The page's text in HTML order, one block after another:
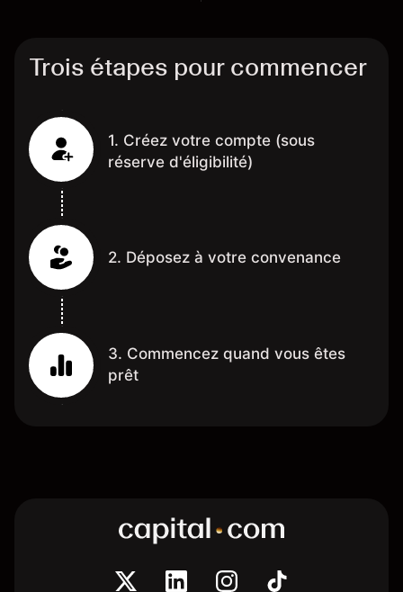
Trois étapes pour commencer
1. Créez votre compte (sous
réserve d'éligibilité)
2. Déposez à votre convenance
3. Commencez quand vous êtes
prêt